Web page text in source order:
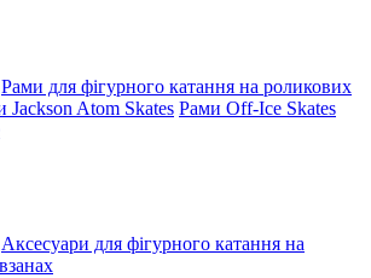
Рами для фігурного катання на роликових
Jackson Atom Skates Рами Off-Ice Skates
Аксесуари для фігурного катання на